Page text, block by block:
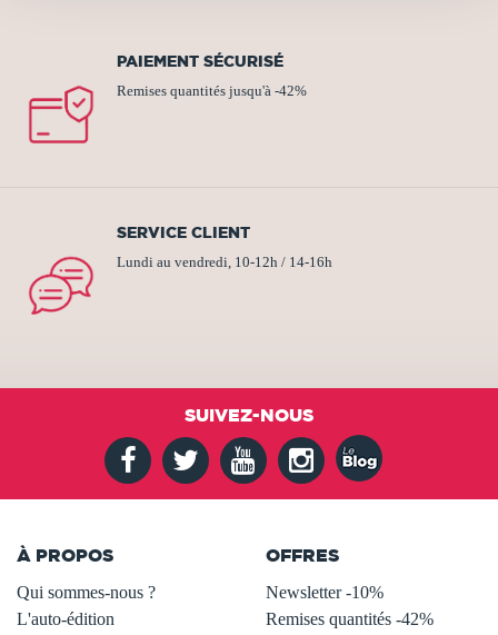
PAIEMENT SÉCURISÉ
Remises quantités jusqu'à -42%
SERVICE CLIENT
Lundi au vendredi, 10-12h / 14-16h
SUIVEZ-NOUS
À PROPOS
Qui sommes-nous ?
L'auto-édition
OFFRES
Newsletter -10%
Remises quantités -42%